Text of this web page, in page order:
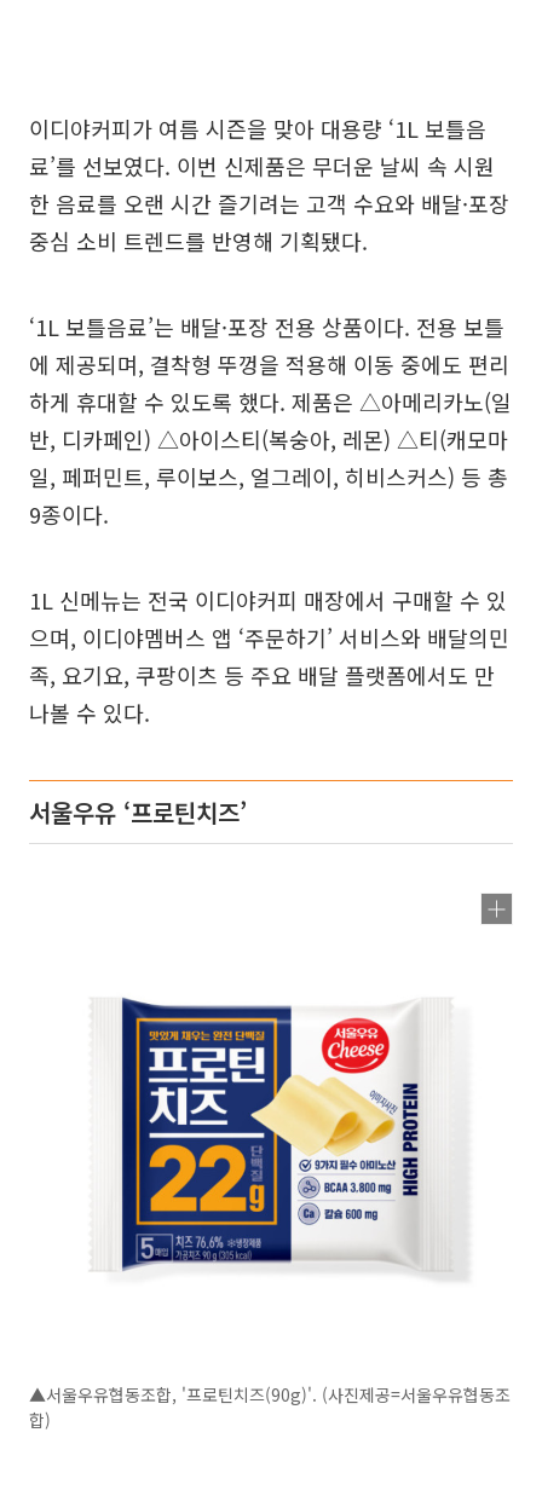
이디야커피가 여름 시즌을 맞아 대용량 ‘1L 보틀음
료’를 선보였다. 이번 신제품은 무더운 날씨 속 시원
한 음료를 오랜 시간 즐기려는 고객 수요와 배달·포장
중심 소비 트렌드를 반영해 기획됐다.
‘1L 보틀음료’는 배달·포장 전용 상품이다. 전용 보틀
에 제공되며, 결착형 뚜껑을 적용해 이동 중에도 편리
하게 휴대할 수 있도록 했다. 제품은 △아메리카노(일
반, 디카페인) △아이스티(복숭아, 레몬) △티(캐모마
일, 페퍼민트, 루이보스, 얼그레이, 히비스커스) 등 총
9종이다.
1L 신메뉴는 전국 이디야커피 매장에서 구매할 수 있
으며, 이디야멤버스 앱 ‘주문하기’ 서비스와 배달의민
족, 요기요, 쿠팡이츠 등 주요 배달 플랫폼에서도 만
나볼 수 있다.
서울우유 ‘프로틴치즈’
▲서울우유협동조합, '프로틴치즈(90g)'. (사진제공=서울우유협동조
합)